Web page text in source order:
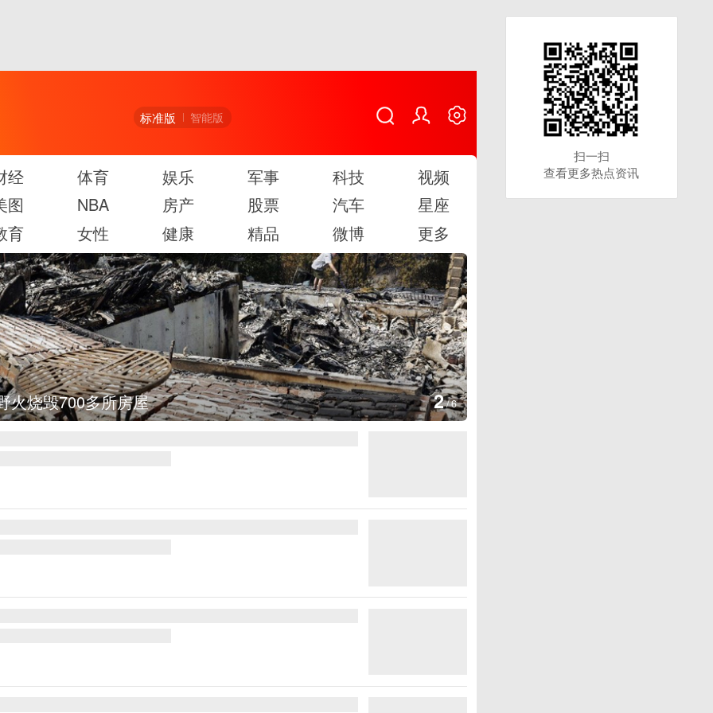
标准版 智能版
经 体育 娱乐 军事 科技
视频
图
NBA 房产 股票 汽车
星座
育
女性 健康 精品 微博 更多
亚：大马士革发生爆炸 3/6
扫一扫
查看更多热点资讯
扫一扫
查看更多热点资讯